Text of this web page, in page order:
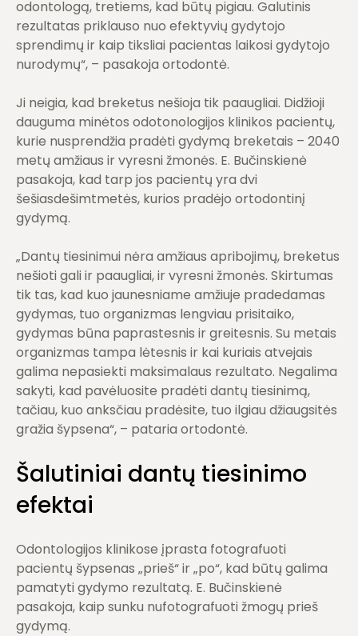
odontologą, tretiems, kad būtų pigiau. Galutinis
rezultatas priklauso nuo efektyvių gydytojo
sprendimų ir kaip tiksliai pacientas laikosi gydytojo
nurodymų“, – pasakoja ortodontė.
Ji neigia, kad breketus nešioja tik paaugliai. Didžioji
dauguma minėtos odotonologijos klinikos pacientų,
kurie nusprendžia pradėti gydymą breketais – 2040
metų amžiaus ir vyresni žmonės. E. Bučinskienė
pasakoja, kad tarp jos pacientų yra dvi
šešiasdešimtmetės, kurios pradėjo ortodontinį
gydymą.
„Dantų tiesinimui nėra amžiaus apribojimų, breketus
nešioti gali ir paaugliai, ir vyresni žmonės. Skirtumas
tik tas, kad kuo jaunesniame amžiuje pradedamas
gydymas, tuo organizmas lengviau prisitaiko,
gydymas būna paprastesnis ir greitesnis. Su metais
organizmas tampa lėtesnis ir kai kuriais atvejais
galima nepasiekti maksimalaus rezultato. Negalima
sakyti, kad pavėluosite pradėti dantų tiesinimą,
tačiau, kuo anksčiau pradėsite, tuo ilgiau džiaugsitės
gražia šypsena“, – pataria ortodontė.
Šalutiniai dantų tiesinimo
efektai
Odontologijos klinikose įprasta fotografuoti
pacientų šypsenas „prieš“ ir „po“, kad būtų galima
pamatyti gydymo rezultatą. E. Bučinskienė
pasakoja, kaip sunku nufotografuoti žmogų prieš
gydymą.